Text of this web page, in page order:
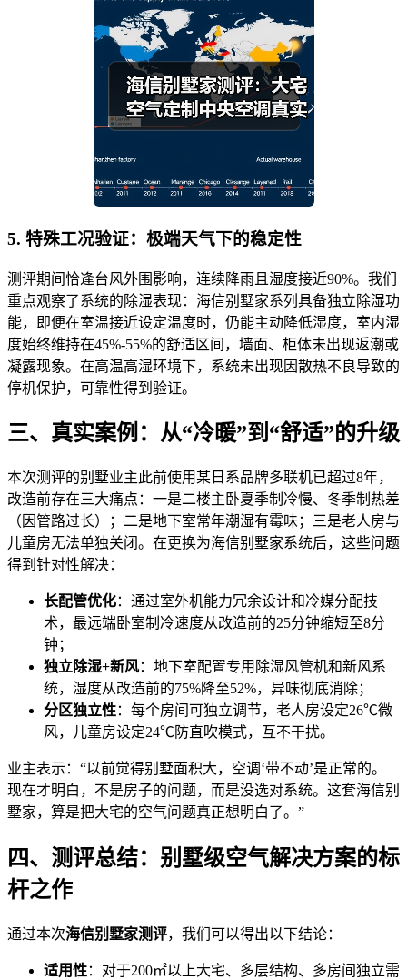
5. 特殊工况验证：极端天气下的稳定性
测评期间恰逢台风外围影响，连续降雨且湿度接近90%。我们
重点观察了系统的除湿表现：海信别墅家系列具备独立除湿功
能，即便在室温接近设定温度时，仍能主动降低湿度，室内湿
度始终维持在45%-55%的舒适区间，墙面、柜体未出现返潮或
凝露现象。在高温高湿环境下，系统未出现因散热不良导致的
停机保护，可靠性得到验证。
三、真实案例：从“冷暖”到“舒适”的升级
本次测评的别墅业主此前使用某日系品牌多联机已超过8年，
改造前存在三大痛点：一是二楼主卧夏季制冷慢、冬季制热差
（因管路过长）；二是地下室常年潮湿有霉味；三是老人房与
儿童房无法单独关闭。在更换为海信别墅家系统后，这些问题
得到针对性解决：
长配管优化：通过室外机能力冗余设计和冷媒分配技
术，最远端卧室制冷速度从改造前的25分钟缩短至8分
钟；
独立除湿+新风：地下室配置专用除湿风管机和新风系
统，湿度从改造前的75%降至52%，异味彻底消除；
分区独立性：每个房间可独立调节，老人房设定26℃微
风，儿童房设定24℃防直吹模式，互不干扰。
业主表示：“以前觉得别墅面积大，空调‘带不动’是正常的。
现在才明白，不是房子的问题，而是没选对系统。这套海信别
墅家，算是把大宅的空气问题真正想明白了。”
四、测评总结：别墅级空气解决方案的标
杆之作
通过本次海信别墅家测评，我们可以得出以下结论：
适用性：对于200㎡以上大宅、多层结构、多房间独立需